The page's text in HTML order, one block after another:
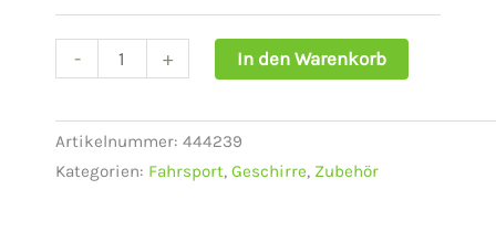
- + In den Warenkorb
Artikelnummer: 444239
Kategorien: Fahrsport, Geschirre, Zubehör